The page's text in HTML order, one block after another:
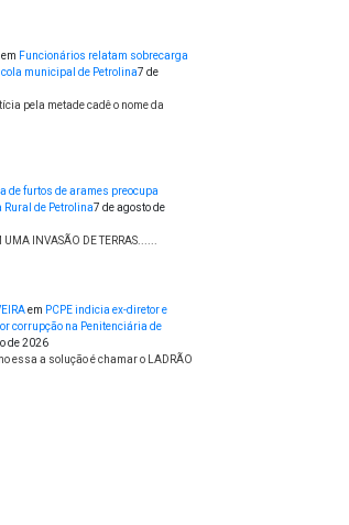
em Funcionários relatam sobrecarga
municipal de Petrolina7 de
pela metade cadê o nome da
de furtos de arames preocupa
Rural de Petrolina7 de agosto de
UMA INVASÃO DE TERRAS......
em PCPE indicia ex-diretor e
corrupção na Penitenciária de
de 2026
essa a solução é chamar o LADRÃO